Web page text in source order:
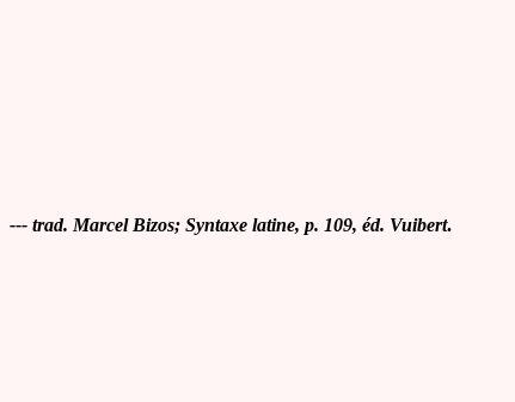
--- trad. Marcel Bizos; Syntaxe latine, p. 109, éd. Vuibert.